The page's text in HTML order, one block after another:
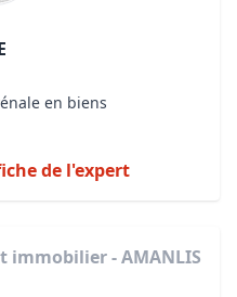
en biens
de l'expert
immobilier - AMANLIS